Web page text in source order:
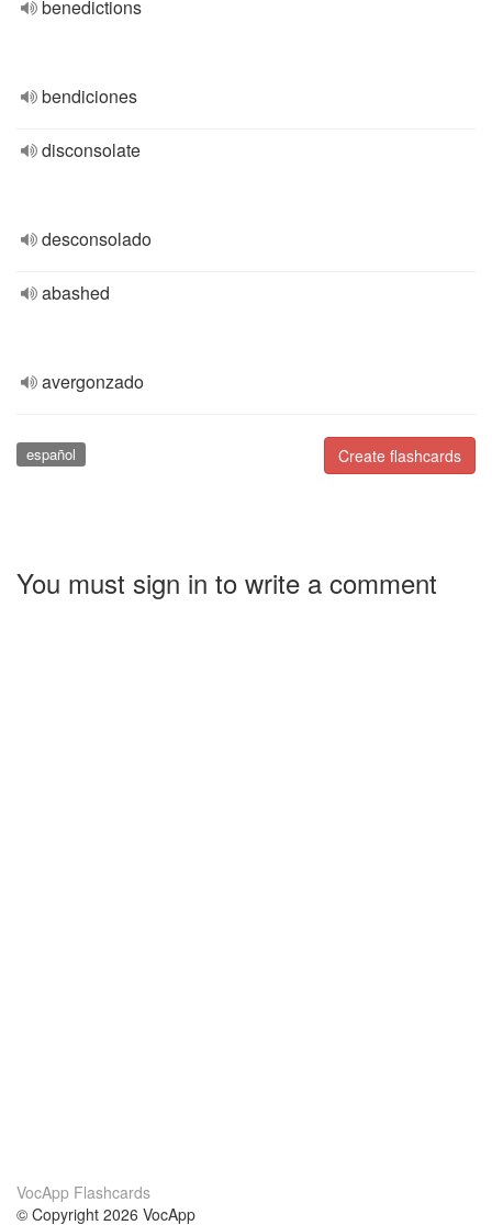
benedictions
bendiciones
disconsolate
desconsolado
abashed
avergonzado
Create flashcards
español
You must sign in to write a comment
VocApp Flashcards
© Copyright 2026 VocApp